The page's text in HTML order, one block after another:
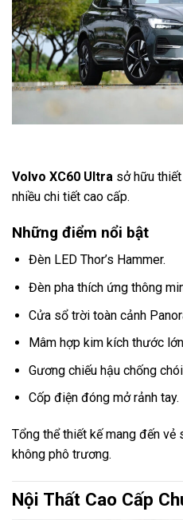
Volvo XC60 Ultra sở hữu
nhiều chi tiết cao cấp.
Những điểm nổi bật
Đèn LED Thor’s Hammer.
Đèn pha thích ứng thông
Cửa sổ trời toàn cảnh
Mâm hợp kim kích thước
Gương chiếu hậu chống
Cốp điện đóng mở rảnh tay.
Tổng thể thiết kế mang đến vẻ
không phô trương.
Nội Thất Cao Cấp